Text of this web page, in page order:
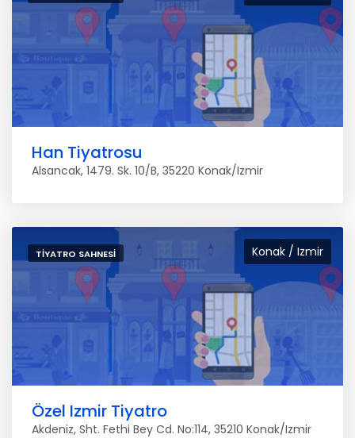
Han Tiyatrosu
Alsancak, 1479. Sk. 10/B, 35220 Konak/Izmir
Konak / Izmir
TIYATRO SAHNESI
Özel Izmir Tiyatro
Akdeniz, Sht. Fethi Bey Cd. No:114, 35210 Konak/Izmir